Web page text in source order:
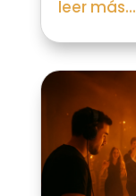
leer más...